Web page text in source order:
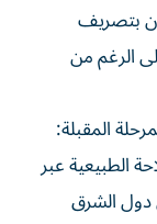
بتصريف
الرغم من
المقبلة:
الطبيعية عبر
دول ‌الشرق